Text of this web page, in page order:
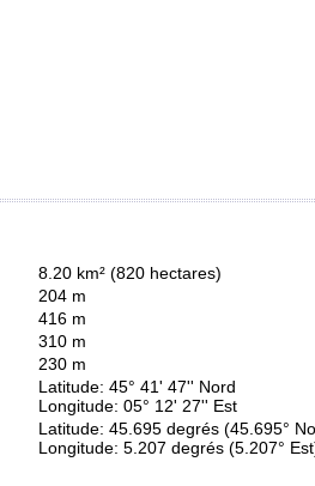
8.20 km² (820 hectares)
204 m
416 m
310 m
230 m
Latitude: 45° 41' 47'' Nord
Longitude: 05° 12' 27'' Est
Latitude: 45.695 degrés (45.695°
Longitude: 5.207 degrés (5.207°